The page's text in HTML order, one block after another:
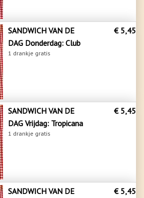
SANDWICH VAN DE
DAG Donderdag: Club
1 drankje gratis
€ 5,45
SANDWICH VAN DE
DAG Vrijdag: Tropicana
1 drankje gratis
€ 5,45
SANDWICH VAN DE
€ 5,45